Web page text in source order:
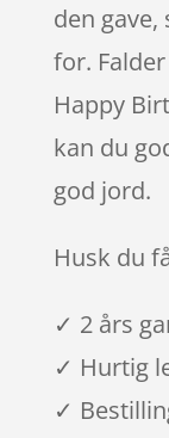
den
for.
Happy
kan du
god jord.
Husk du
✓ 2 års
✓ Hurtig
✓